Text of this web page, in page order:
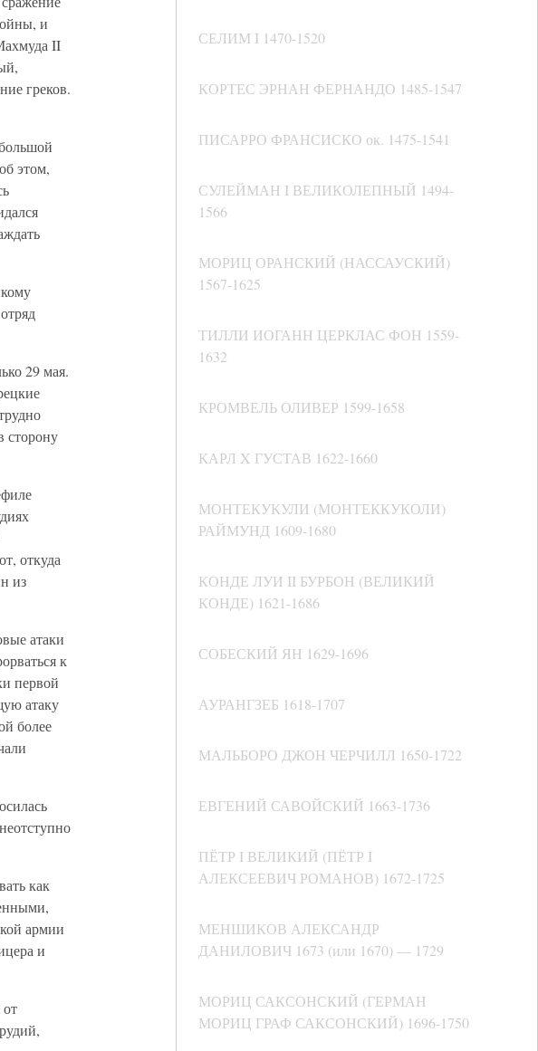
СЕЛИМ I 1470-1520
КОРТЕС ЭРНАН ФЕРНАНДО 1485-1547
ПИСАРРО ФРАНСИСКО ок. 1475-1541
СУЛЕЙМАН I ВЕЛИКОЛЕПНЫЙ 1494-
1566
МОРИЦ ОРАНСКИЙ (НАССАУСКИЙ)
1567-1625
ТИЛЛИ ИОГАНН ЦЕРКЛАС ФОН 1559-
1632
КРОМВЕЛЬ ОЛИВЕР 1599-1658
КАРЛ X ГУСТАВ 1622-1660
МОНТЕКУКУЛИ (МОНТЕККУКОЛИ)
РАЙМУНД 1609-1680
КОНДЕ ЛУИ II БУРБОН (ВЕЛИКИЙ
КОНДЕ) 1621-1686
СОБЕСКИЙ ЯН 1629-1696
АУРАНГЗЕБ 1618-1707
МАЛЬБОРО ДЖОН ЧЕРЧИЛЛ 1650-1722
ЕВГЕНИЙ САВОЙСКИЙ 1663-1736
ПЁТР I ВЕЛИКИЙ (ПЁТР I
АЛЕКСЕЕВИЧ РОМАНОВ) 1672-1725
МЕНШИКОВ АЛЕКСАНДР
ДАНИЛОВИЧ 1673 (или 1670) — 1729
МОРИЦ САКСОНСКИЙ (ГЕРМАН
МОРИЦ ГРАФ САКСОНСКИЙ) 1696-1750
и
II
греков.
этом,
29 мая.
сторону
откуда
из
атаки
к
первой
атаку
более
как
армии
и